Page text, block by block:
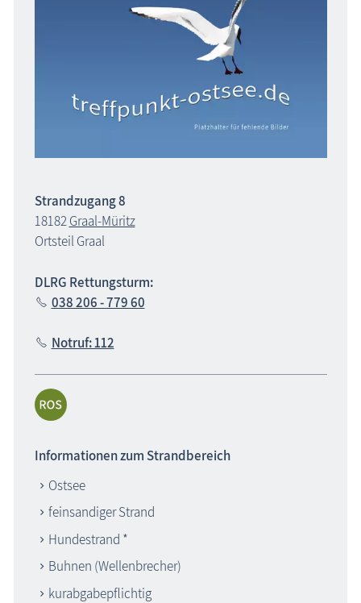
Strandzugang 8
18182Graal-Müritz
Ortsteil Graal
DLRG Rettungsturm:
038 206 - 779 60
Notruf: 112
Informationen zum Strandbereich
Ostsee
feinsandiger Strand
Hundestrand *
Buhnen (Wellenbrecher)
kurabgabepflichtig